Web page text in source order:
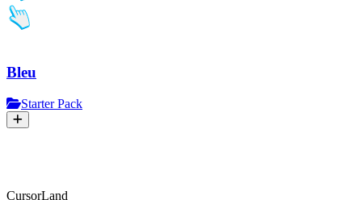
Bleu
Starter Pack
CursorLand